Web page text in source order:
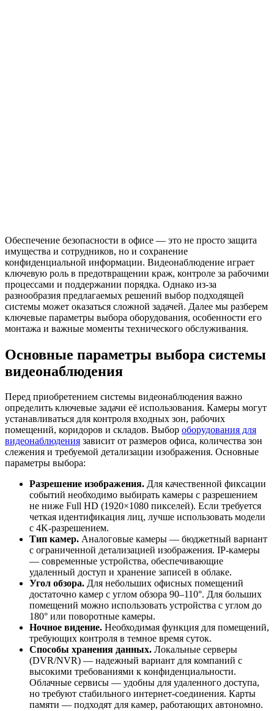
Обеспечение безопасности в офисе — это не просто защита
имущества и сотрудников, но и сохранение
конфиденциальной информации. Видеонаблюдение играет
ключевую роль в предотвращении краж, контроле за рабочими
процессами и поддержании порядка. Однако из-за
разнообразия предлагаемых решений выбор подходящей
системы может оказаться сложной задачей. Далее мы разберем
ключевые параметры выбора оборудования, особенности его
монтажа и важные моменты технического обслуживания.
Основные параметры выбора системы
видеонаблюдения
Перед приобретением системы видеонаблюдения важно
определить ключевые задачи её использования. Камеры могут
устанавливаться для контроля входных зон, рабочих
помещений, коридоров и складов. Выбор оборудования для
видеонаблюдения зависит от размеров офиса, количества зон
слежения и требуемой детализации изображения. Основные
параметры выбора:
Разрешение изображения. Для качественной фиксации
событий необходимо выбирать камеры с разрешением
не ниже Full HD (1920×1080 пикселей). Если требуется
четкая идентификация лиц, лучше использовать модели
с 4K-разрешением.
Тип камер. Аналоговые камеры — бюджетный вариант
с ограниченной детализацией изображения. IP-камеры
— современные устройства, обеспечивающие
удаленный доступ и хранение записей в облаке.
Угол обзора. Для небольших офисных помещений
достаточно камер с углом обзора 90–110°. Для больших
помещений можно использовать устройства с углом до
180° или поворотные камеры.
Ночное видение. Необходимая функция для помещений,
требующих контроля в темное время суток.
Способы хранения данных. Локальные серверы
(DVR/NVR) — надежный вариант для компаний с
высокими требованиями к конфиденциальности.
Облачные сервисы — удобны для удаленного доступа,
но требуют стабильного интернет-соединения. Карты
памяти — подходят для камер, работающих автономно.